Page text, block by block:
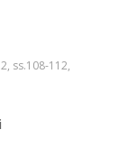
ss.108-112,